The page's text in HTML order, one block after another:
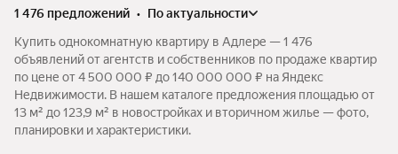
1 476 предложений •
по актуальности
Купить однокомнатную квартиру в Адлере — 1 476
объявлений от агентств и собственников по продаже квартир
по цене от 4 500 000 ₽ до 140 000 000 ₽ на Яндекс
Недвижимости. В нашем каталоге предложения площадью от
13 м² до 123,9 м² в новостройках и вторичном жилье — фото,
планировки и характеристики.